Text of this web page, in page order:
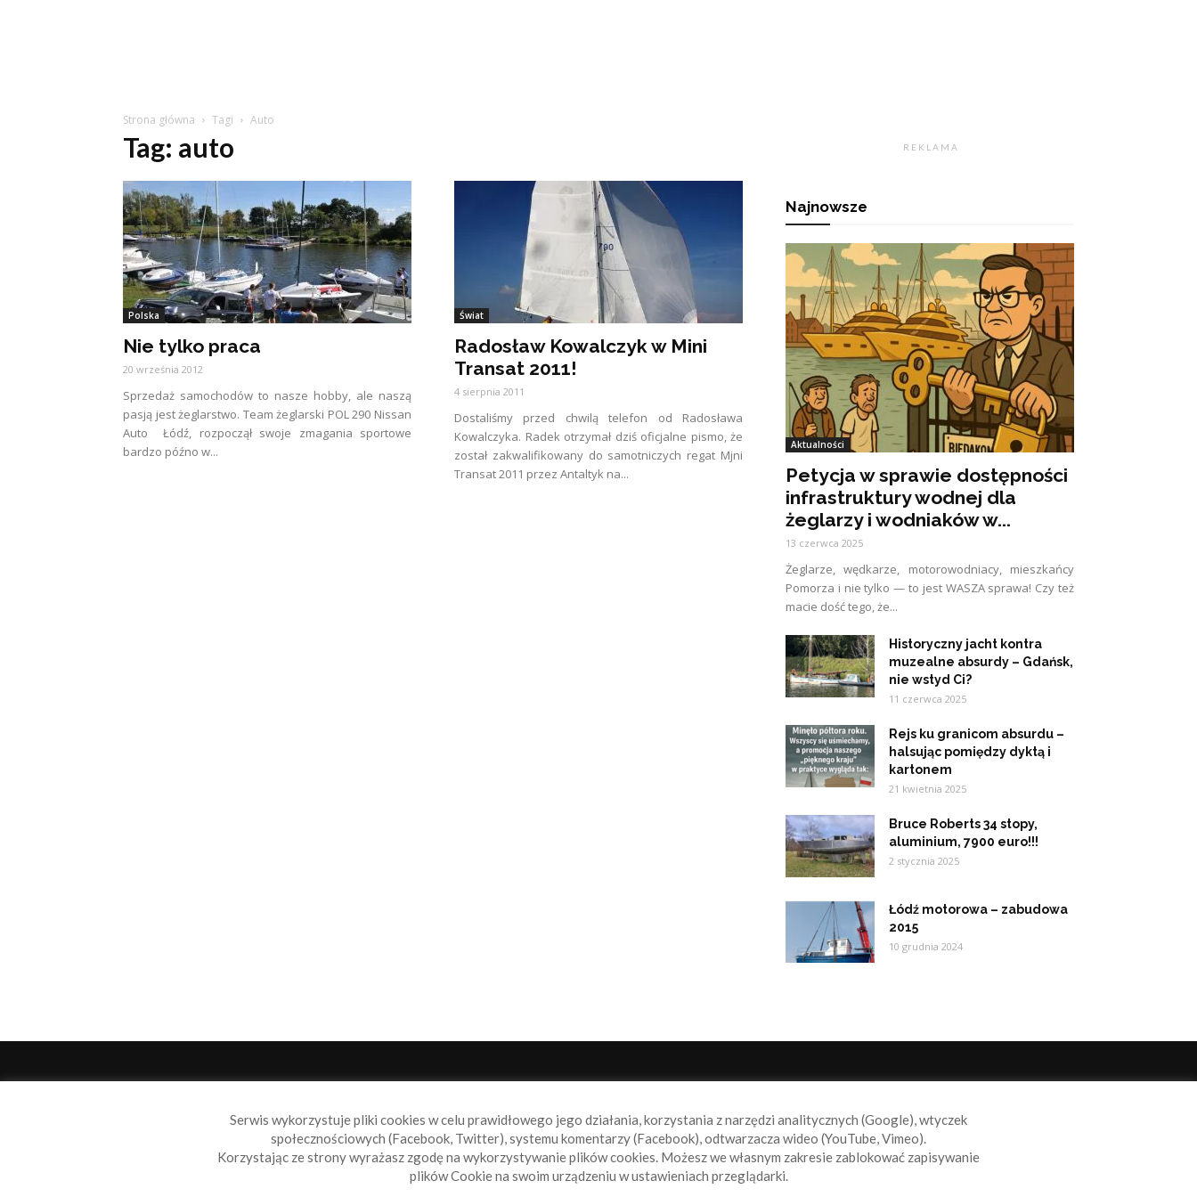
Strona główna Tagi Auto
Tag: auto
Polska
Nie tylko praca
20 września 2012
Sprzedaż samochodów to nasze hobby, ale naszą
pasją jest żeglarstwo. Team żeglarski POL 290 Nissan
Auto Łódź, rozpoczął swoje zmagania sportowe
bardzo późno w...
Świat
Radosław Kowalczyk w Mini
Transat 2011!
4 sierpnia 2011
Dostaliśmy przed chwilą telefon od Radosława
Kowalczyka. Radek otrzymał dziś oficjalne pismo, że
został zakwalifikowany do samotniczych regat Mjni
Transat 2011 przez Antaltyk na...
R E K L A M A
Najnowsze
Aktualności
Petycja w sprawie dostępności
infrastruktury wodnej dla
żeglarzy i wodniaków w...
13 czerwca 2025
Żeglarze, wędkarze, motorowodniacy, mieszkańcy
Pomorza i nie tylko — to jest WASZA sprawa! Czy też
macie dość tego, że...
Historyczny jacht kontra
muzealne absurdy – Gdańsk,
nie wstyd Ci?
11 czerwca 2025
Rejs ku granicom absurdu –
halsując pomiędzy dyktą i
kartonem
21 kwietnia 2025
Bruce Roberts 34 stopy,
aluminium, 7900 euro!!!
2 stycznia 2025
Łódź motorowa – zabudowa
2015
10 grudnia 2024
Sailbook.pl to miejsce dla wszystkich, którzy szukają aktualnych
wiadomości ze świata żeglarstwa, świata motorowodniactwa i
nie tylko.
Serwis wykorzystuje pliki cookies w celu prawidłowego jego działania, korzystania z narzędzi analitycznych (Google), wtyczek
społecznościowych (Facebook, Twitter), systemu komentarzy (Facebook), odtwarzacza wideo (YouTube, Vimeo).
Korzystając ze strony wyrażasz zgodę na wykorzystywanie plików cookies. Możesz we własnym zakresie zablokować zapisywanie
plików Cookie na swoim urządzeniu w ustawieniach przeglądarki.